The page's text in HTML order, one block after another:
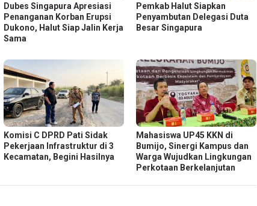
Dubes Singapura Apresiasi
Penanganan Korban Erupsi
Dukono, Halut Siap Jalin Kerja
Sama
Pemkab Halut Siapkan
Penyambutan Delegasi Duta
Besar Singapura
Komisi C DPRD Pati Sidak
Pekerjaan Infrastruktur di 3
Kecamatan, Begini Hasilnya
Mahasiswa UP45 KKN di
Bumijo, Sinergi Kampus dan
Warga Wujudkan Lingkungan
Perkotaan Berkelanjutan